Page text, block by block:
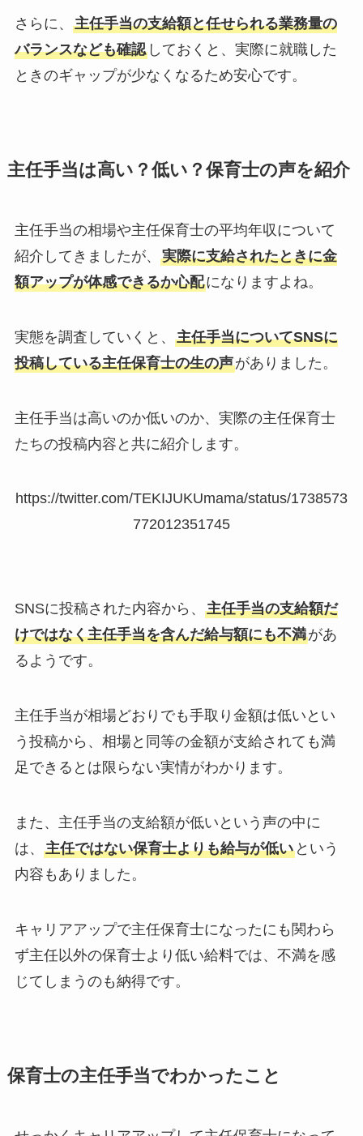
さらに、 主任手当の支給額と任せられる業務量の
バランスなども確認しておくと、実際に就職した
ときのギャップが少なくなるため安心です。
主任手当は高い？低い？保育士の声を紹介
主任手当の相場や主任保育士の平均年収について
紹介してきましたが、 実際に支給されたときに金
額アップが体感できるか心配になりますよね。
実態を調査していくと、 主任手当についてSNSに
投稿している主任保育士の生の声がありました。
主任手当は高いのか低いのか、実際の主任保育士
たちの投稿内容と共に紹介します。
https://twitter.com/TEKIJUKUmama/status/1738573
772012351745
SNSに投稿された内容から、 主任手当の支給額だ
けではなく主任手当を含んだ給与額にも不満があ
るようです。
主任手当が相場どおりでも手取り金額は低いとい
う投稿から、相場と同等の金額が支給されても満
足できるとは限らない実情がわかります。
また、主任手当の支給額が低いという声の中に
は、 主任ではない保育士よりも給与が低いという
内容もありました。
キャリアアップで主任保育士になったにも関わら
ず主任以外の保育士より低い給料では、不満を感
じてしまうのも納得です。
保育士の主任手当でわかったこと